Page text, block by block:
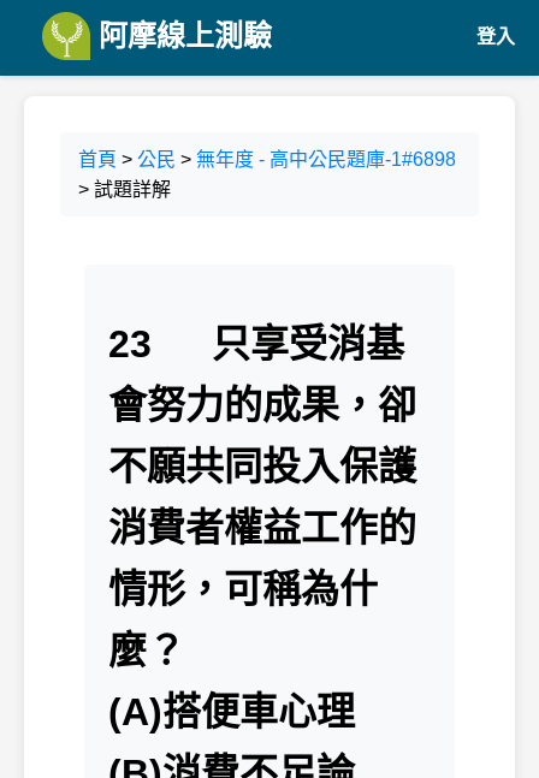
阿摩線上測驗 登入
首頁 > 公民 > 無年度 - 高中公民題庫-1#6898
> 試題詳解
23 只享受消基
會努力的成果，卻
不願共同投入保護
消費者權益工作的
情形，可稱為什
麼？
(A)搭便車心理